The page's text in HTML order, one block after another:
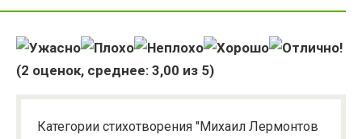
(2 оценок, среднее: 3,00 из 5)
Категории стихотворения "Михаил Лермонтов